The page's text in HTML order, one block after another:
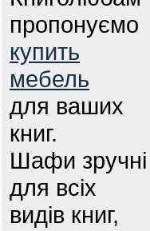
пропонуємо
купить
мебель
для ваших
книг.
Шафи зручні
для всіх
видів книг,